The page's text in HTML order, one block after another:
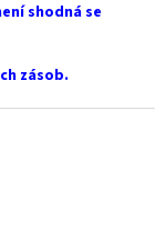
shodná se
zásob.